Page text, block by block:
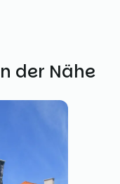
der Nähe